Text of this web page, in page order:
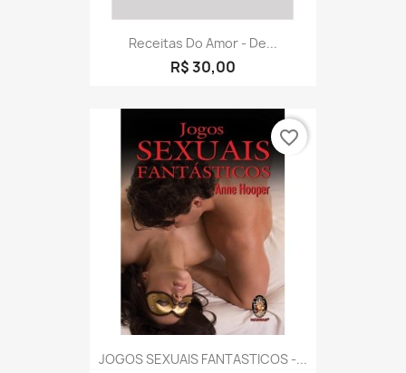
Receitas Do Amor - De...
R$ 30,00
JOGOS SEXUAIS FANTASTICOS -...
favorite_border